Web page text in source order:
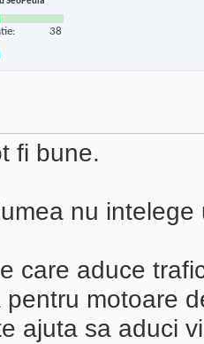
38
fi bune.
nu
care aduce
pentru motoare
ajuta sa aduci